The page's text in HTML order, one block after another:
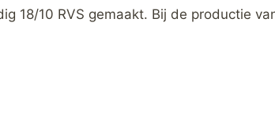
18/10 RVS gemaakt. Bij de productie